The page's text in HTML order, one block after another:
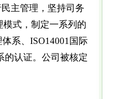
主管理，坚持司务
模式，制定一系列的
系、ISO14001国际
的认证。公司被核定